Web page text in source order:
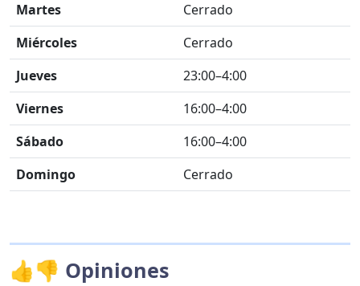
Martes
Cerrado
Miércoles
Cerrado
Jueves
23:00–4:00
Viernes
16:00–4:00
Sábado
16:00–4:00
Domingo
Cerrado
👍👎 Opiniones